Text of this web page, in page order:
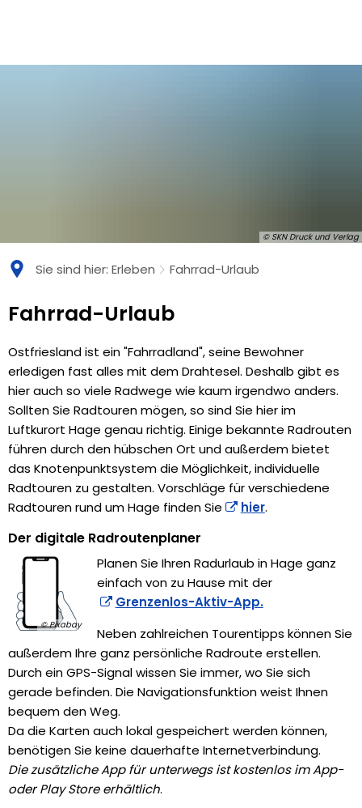
© SKN Druck und Verlag
Sie sind hier: Erleben Fahrrad-Urlaub
Fahrrad-
Urlaub
Fahrrad-Urlaub
Ostfriesland ist ein "Fahrradland", seine Bewohner
erledigen fast alles mit dem Drahtesel. Deshalb gibt es
hier auch so viele Radwege wie kaum irgendwo anders.
Sollten Sie Radtouren mögen, so sind Sie hier im
Luftkurort Hage genau richtig. Einige bekannte Radrouten
führen durch den hübschen Ort und außerdem bietet
das Knotenpunktsystem die Möglichkeit, individuelle
Radtouren zu gestalten. Vorschläge für verschiedene
Radtouren rund um Hage finden Sie
hier.
Der digitale Radroutenplaner
© Pixabay
Planen Sie Ihren Radurlaub in Hage ganz
einfach von zu Hause mit der
Grenzenlos-Aktiv-App.
Neben zahlreichen Tourentipps können Sie
außerdem Ihre ganz persönliche Radroute erstellen.
Durch ein GPS-Signal wissen Sie immer, wo Sie sich
gerade befinden. Die Navigationsfunktion weist Ihnen
bequem den Weg.
Da die Karten auch lokal gespeichert werden können,
benötigen Sie keine dauerhafte Internetverbindung.
Die zusätzliche App für unterwegs ist kostenlos im App-
oder Play Store erhältlich.